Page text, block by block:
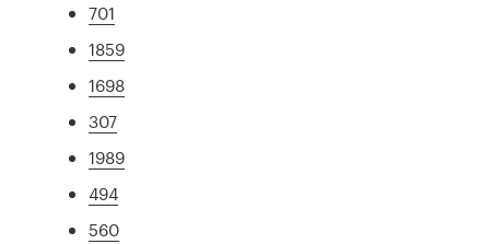
701
1859
1698
307
1989
494
560